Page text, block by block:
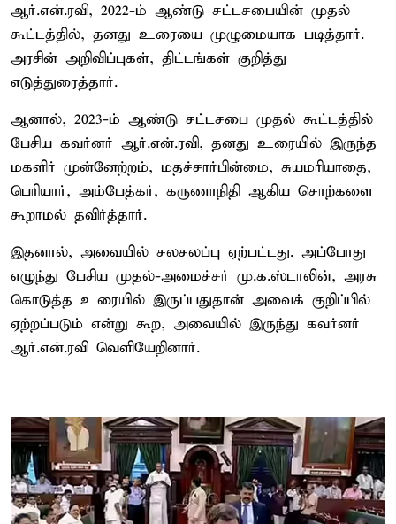
ஆர்.என்.ரவி, 2022-ம் ஆண்டு சட்டசபையின் முதல்
கூட்டத்தில், தனது உரையை முழுமையாக படித்தார்.
அரசின் அறிவிப்புகள், திட்டங்கள் குறித்து
எடுத்துரைத்தார்.
ஆனால், 2023-ம் ஆண்டு சட்டசபை முதல் கூட்டத்தில்
பேசிய கவர்னர் ஆர்.என்.ரவி, தனது உரையில் இருந்த
மகளிர் முன்னேற்றம், மதச்சார்பின்மை, சுயமரியாதை,
பெரியார், அம்பேத்கர், கருணாநிதி ஆகிய சொற்களை
கூறாமல் தவிர்த்தார்.
இதனால், அவையில் சலசலப்பு ஏற்பட்டது. அப்போது
எழுந்து பேசிய முதல்-அமைச்சர் மு.க.ஸ்டாலின், அரசு
கொடுத்த உரையில் இருப்பதுதான் அவைக் குறிப்பில்
ஏற்றப்படும் என்று கூற, அவையில் இருந்து கவர்னர்
ஆர்.என்.ரவி வெளியேறினார்.